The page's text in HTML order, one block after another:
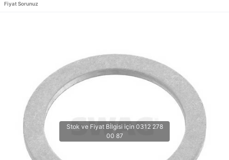
Fiyat Sorunuz